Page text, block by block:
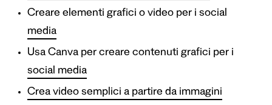
Creare elementi grafici o video per i social
media
Usa Canva per creare contenuti grafici per i
social media
Crea video semplici a partire da immagini